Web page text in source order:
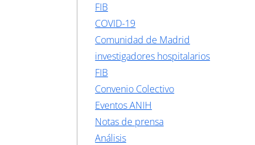
FIB
COVID-19
Comunidad de Madrid
investigadores hospitalarios
FIB
Convenio Colectivo
Eventos ANIH
Notas de prensa
Análisis